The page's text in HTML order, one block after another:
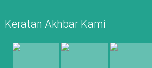
Keratan Akhbar Kami